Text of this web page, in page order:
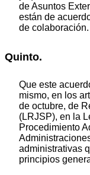
de Asuntos
están de
de colaboración.
Quinto.
Que este
mismo, en los
de octubre, de
(LRJSP), en la
Procedimiento
administrativas
principios